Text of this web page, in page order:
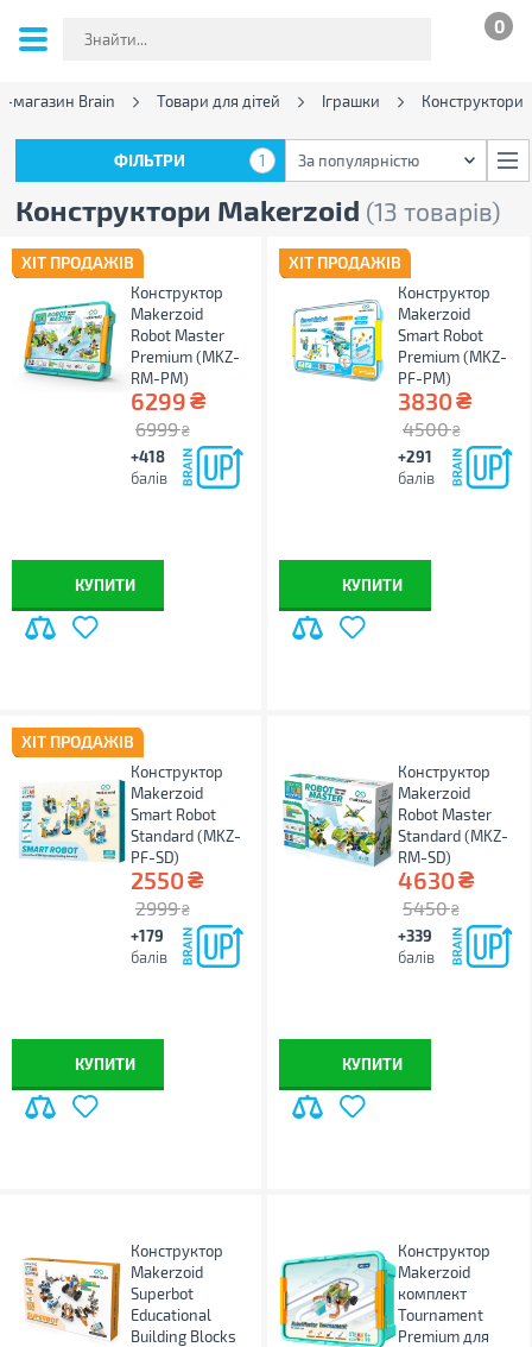
0
магазин Brain Товари для дітей Іграшки Конструктори
Конструктори Makerzoid (13 товарів)
ФІЛЬТРИ 1 За популярністю
ХІТ ПРОДАЖІВ
Конструктор
Makerzoid
Robot Master
Premium (MKZ-
RM-PM)
6299₴
6999 ₴
+418
балів
КУПИТИ
ХІТ ПРОДАЖІВ
Конструктор
Makerzoid
Smart Robot
Premium (MKZ-
PF-PM)
3830₴
4500 ₴
+291
балів
КУПИТИ
ХІТ ПРОДАЖІВ
Конструктор
Makerzoid
Smart Robot
Standard (MKZ-
PF-SD)
2550₴
2999 ₴
+179
балів
КУПИТИ
Конструктор
Makerzoid
Robot Master
Standard (MKZ-
RM-SD)
4630₴
5450 ₴
+339
балів
КУПИТИ
Конструктор
Makerzoid
Superbot
Educational
Building Blocks
Конструктор
Makerzoid
комплект
Tournament
Premium для
ФІЛЬТРИ 1 За популярністю